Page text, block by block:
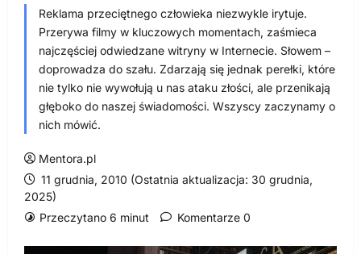
Reklama przeciętnego człowieka niezwykle irytuje.
Przerywa filmy w kluczowych momentach, zaśmieca
najczęściej odwiedzane witryny w Internecie. Słowem –
doprowadza do szału. Zdarzają się jednak perełki, które
nie tylko nie wywołują u nas ataku złości, ale przenikają
głęboko do naszej świadomości. Wszyscy zaczynamy o
nich mówić.
Mentora.pl
11 grudnia, 2010 (Ostatnia aktualizacja: 30 grudnia,
2025)
Przeczytano 6 minut
Komentarze 0